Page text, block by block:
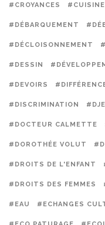
#CROYANCES #CUISINE
#DÉBARQUEMENT
#DÉCLOISONNEMENT
#DESSIN
#DEVOIRS
#DISCRIMINATION
#DOCTEUR CALMETTE
#DOROTHÉE VOLUT
#DROITS DE L'ENFANT
#DROITS DES FEMMES
#EAU #ECHANGES